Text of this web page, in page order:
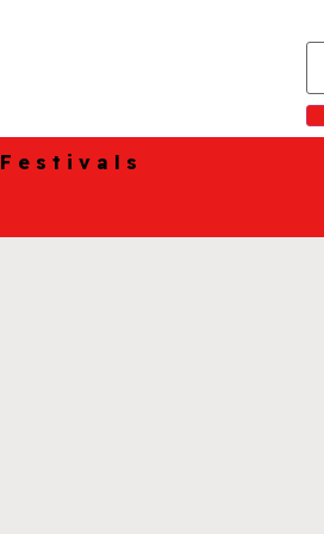
Festivals